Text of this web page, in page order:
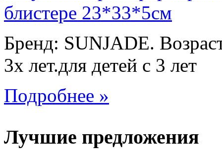
Бренд: SUNJADE.
3х лет.для детей с 3 лет
Подробнее »
Лучшие предложения